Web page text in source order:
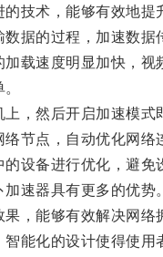
术，能够有效地提
的过程，加速数据
速度明显加快，视
然后开启加速模式
点，自动优化网络
备进行优化，避免
速器具有更多的优势。
能够有效解决网络
化的设计使得使用